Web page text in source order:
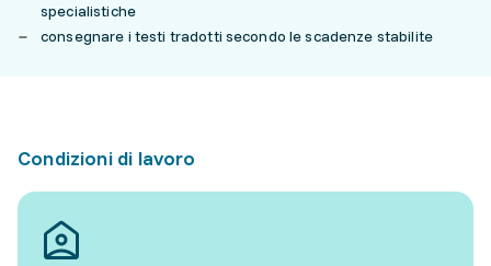
specialistiche
consegnare i testi tradotti secondo le scadenze stabilite
Condizioni di lavoro